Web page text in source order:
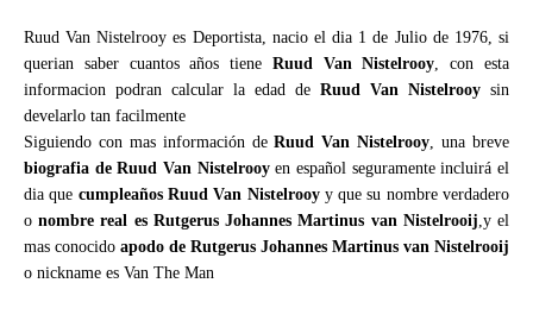
Ruud Van Nistelrooy es Deportista, nacio el dia 1 de Julio de 1976, si
querian saber cuantos años tiene Ruud Van Nistelrooy, con esta
informacion podran calcular la edad de Ruud Van Nistelrooy sin
develarlo tan facilmente
Siguiendo con mas información deRuud Van Nistelrooy, una breve
biografia de Ruud Van Nistelrooyen español seguramente incluirá el
dia que cumpleaños Ruud Van Nistelrooyy que su nombre verdadero
onombre real es Rutgerus Johannes Martinus van Nistelrooij,y el
mas conocido apodo de Rutgerus Johannes Martinus van Nistelrooij
o nickname es Van The Man